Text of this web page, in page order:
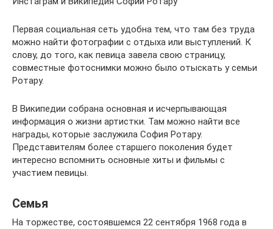
Первая социальная сеть удобна тем, что там без труда
можно найти фотографии с отдыха или выступлений. К
слову, до того, как певица завела свою страницу,
совместные фотоснимки можно было отыскать у семьи
Ротару.
В Википедии собрана основная и исчерпывающая
информация о жизни артистки. Там можно найти все
награды, которые заслужила София Ротару.
Представителям более старшего поколения будет
интересно вспомнить основные хиты и фильмы с
участием певицы.
Семья
На торжестве, состоявшемся 22 сентября 1968 года в